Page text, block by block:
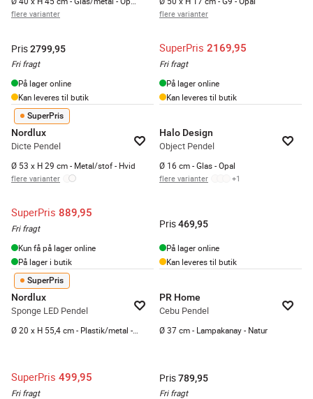
flere varianter
Pris2799,95
Fri fragt
På lager online
Kan leveres til butik
flere varianter
SuperPris 2169,95
Fri fragt
På lager online
Kan leveres til butik
SuperPris
Nordlux
Dicte Pendel
Ø 53 x H 29 cm - Metal/stof - Hvid
flere varianter
SuperPris 889,95
Fri fragt
Kun få på lager online
På lager i butik
Halo Design
Object Pendel
Ø 16 cm - Glas - Opal
flere varianter +1
Pris469,95
På lager online
Kan leveres til butik
SuperPris
Nordlux
Sponge LED Pendel
SuperPris 499,95
Fri fragt
PR Home
Cebu Pendel
Ø 37 cm - Lampakanay - Natur
Pris789,95
Fri fragt